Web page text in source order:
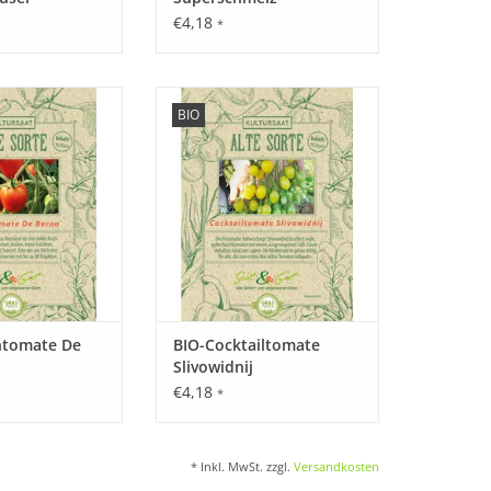
€4,18 *
unsere seltene,
in Vergessenheit
ist!
HINZUFÜGEN
De
BIO
Entdecken Sie unsere seltene,
historische Cocktailtomate
wieder, die fast in Vergessenheit
geraten ist!
ZUM WARENKORB HINZUFÜGEN
BIO-Cocktailtomate
Slivowidnij
€4,18 *
* Inkl. MwSt. zzgl. Versandkosten